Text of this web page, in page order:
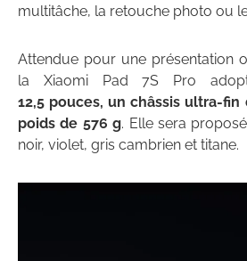
multitâche, la retouche photo ou
Attendue pour une présentation
la Xiaomi Pad 7S Pro
12,5 pouces, un châssis ultra-
poids de 576 g. Elle sera
noir, violet, gris cambrien et titane.